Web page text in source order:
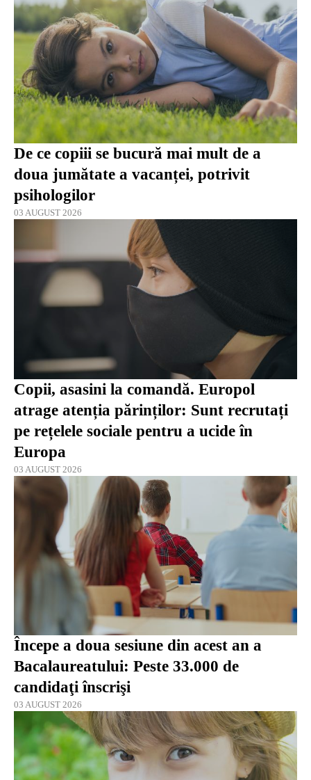
De ce copiii se bucură mai mult de a
doua jumătate a vacanței, potrivit
psihologilor
03 AUGUST 2026
Copii, asasini la comandă. Europol
atrage atenția părinților: Sunt recrutați
pe rețelele sociale pentru a ucide în
Europa
03 AUGUST 2026
Începe a doua sesiune din acest an a
Bacalaureatului: Peste 33.000 de
candidaţi înscrişi
03 AUGUST 2026